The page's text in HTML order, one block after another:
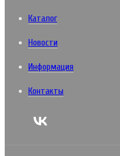
Каталог
Новости
Информация
Контакты